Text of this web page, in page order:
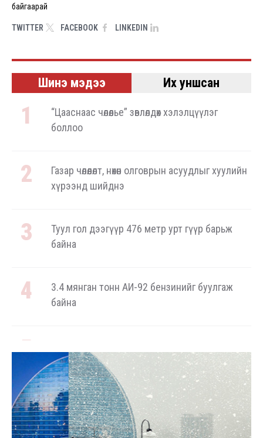
байгаарай
TWITTER FACEBOOK LINKEDIN
Шинэ мэдээ Их уншсан
“Цааснаас чөлөөлье” зөвлөлдөх хэлэлцүүлэг
боллоо
Газар чөлөөлөлт, нөхөн олговрын асуудлыг хуулийн
хүрээнд шийднэ
Туул гол дээгүүр 476 метр урт гүүр барьж
байна
3.4 мянган тонн АИ-92 бензинийг буулгаж
байна
тонн АИ-92 автобензин тогтмол нийлүүлэх
хүсэлт тавилаа
Бамбай хоншоорт могойд хатгуулахаас
сэрэмжлээрэй